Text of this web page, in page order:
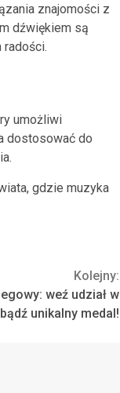
znajomości z
dźwiękiem są
radości.
umożliwi
dostosować do
gdzie muzyka
Kolejny:
weź udział w
unikalny medal!